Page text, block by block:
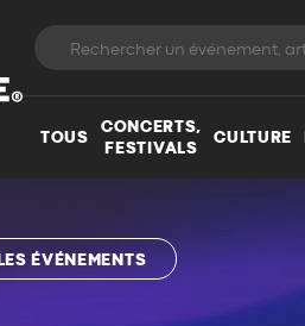
TOUS
CONCERTS,
FESTIVALS
CULTURE
ÉVÉNEMENTS